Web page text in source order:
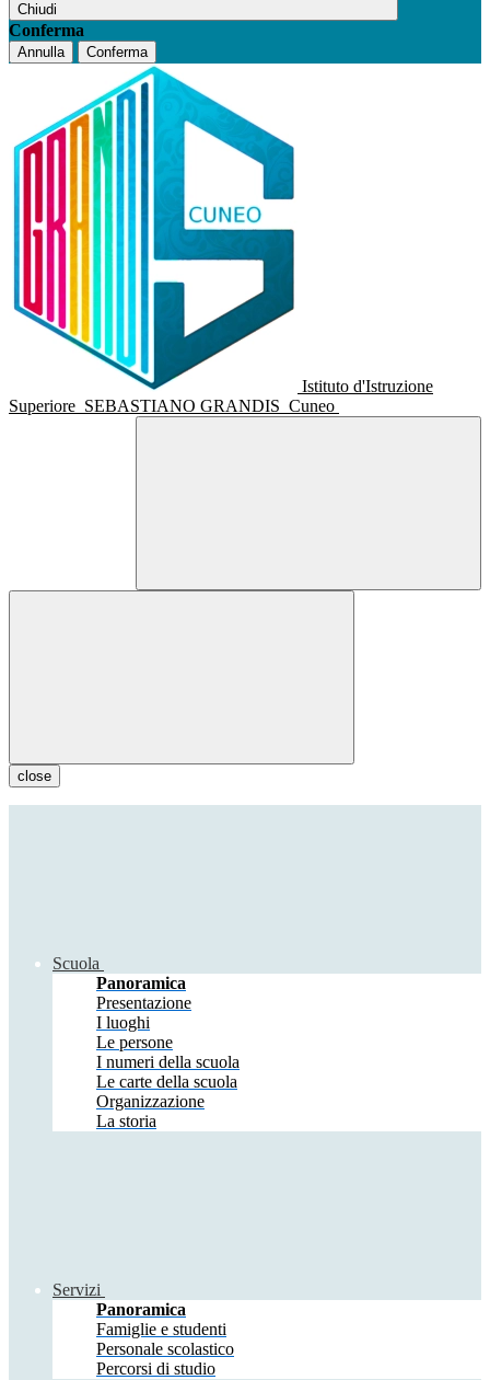
Chiudi
Conferma
Annulla Conferma
Istituto d'Istruzione
Superiore SEBASTIANO GRANDIS Cuneo
close
Scuola
Panoramica
Presentazione
I luoghi
Le persone
I numeri della scuola
Le carte della scuola
Organizzazione
La storia
Servizi
Panoramica
Famiglie e studenti
Personale scolastico
Percorsi di studio